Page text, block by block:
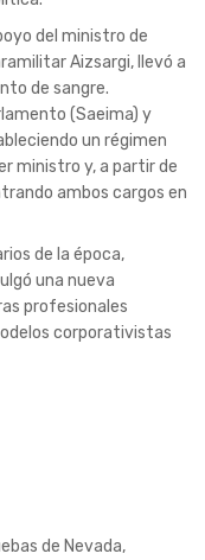
del ministro de
Aizsargi, llevó a
de sangre.
(Saeima) y
un régimen
ministro y, a partir de
ambos cargos en
de la época,
una nueva
profesionales
corporativistas
de Nevada,